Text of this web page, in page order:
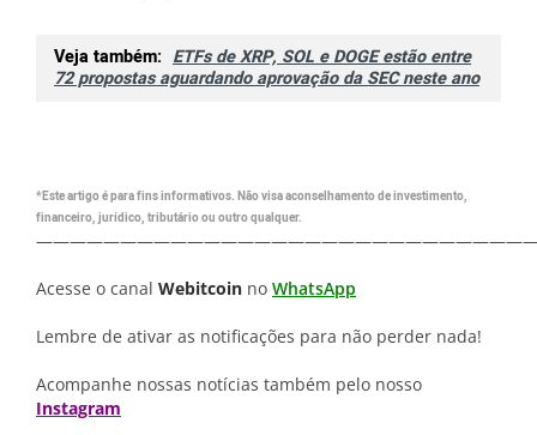
Veja também: ETFs de XRP, SOL e DOGE estão entre
72 propostas aguardando aprovação da SEC neste ano
*Este artigo é para fins informativos. Não visa aconselhamento de investimento,
financeiro, jurídico, tributário ou outro qualquer.
Acesse o canal Webitcoin no WhatsApp
Lembre de ativar as notificações para não perder nada!
Acompanhe nossas notícias também pelo nosso
Instagram